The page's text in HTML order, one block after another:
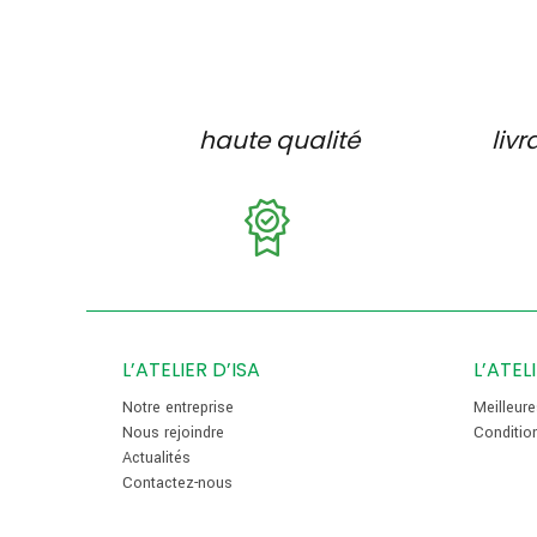
haute qualité
L’ATELIER D’ISA
Notre entreprise
Nous rejoindre
Actualités
Contactez-nous